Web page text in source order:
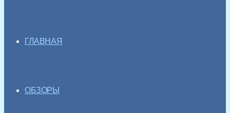
ГЛАВНАЯ
ОБЗОРЫ